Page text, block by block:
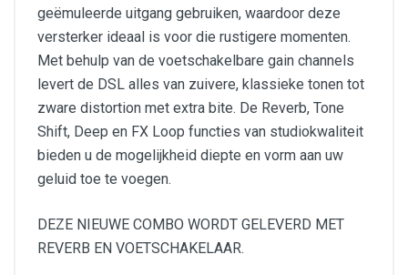
geëmuleerde uitgang gebruiken, waardoor deze
versterker ideaal is voor die rustigere momenten.
Met behulp van de voetschakelbare gain channels
levert de DSL alles van zuivere, klassieke tonen tot
zware distortion met extra bite. De Reverb, Tone
Shift, Deep en FX Loop functies van studiokwaliteit
bieden u de mogelijkheid diepte en vorm aan uw
geluid toe te voegen.
DEZE NIEUWE COMBO WORDT GELEVERD MET
REVERB EN VOETSCHAKELAAR.